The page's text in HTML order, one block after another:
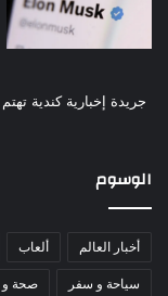
جريدة إخبارية كندية
الوسوم
أخبار العالم ألعاب
سياحة و سفر صحة و